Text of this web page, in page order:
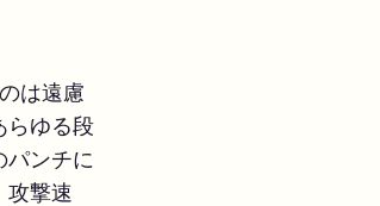
は遠慮
らゆる段
パンチに
攻撃速